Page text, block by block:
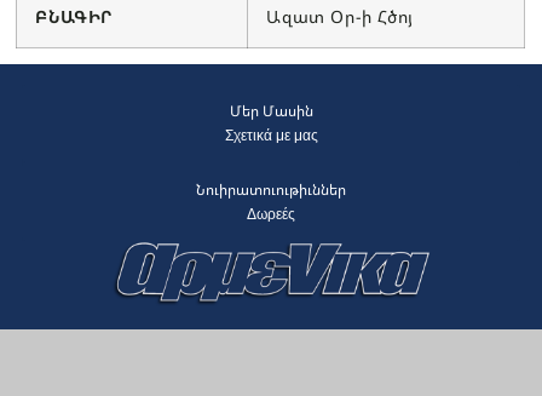
ԲՆԱԳԻՐ Ազատ Օր-ի Հծոյ
Մեր Մասին
Σχετικά με μας
Նուիրատուութիւններ
Δωρεές